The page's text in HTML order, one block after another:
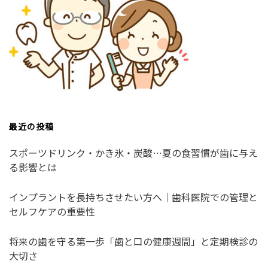
最近の投稿
スポーツドリンク・かき氷・炭酸…夏の食習慣が歯に与え
る影響とは
インプラントを長持ちさせたい方へ｜歯科医院での管理と
セルフケアの重要性
将来の歯を守る第一歩「歯と口の健康週間」と定期検診の
大切さ